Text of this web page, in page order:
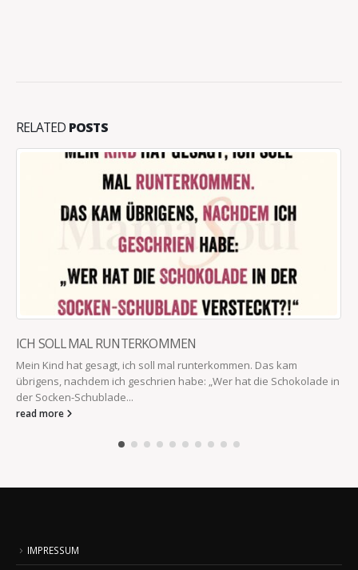
RELATED POSTS
ICH SOLL MAL RUNTERKOMMEN
Mein Kind hat gesagt, ich soll mal runterkommen. Das kam
übrigens, nachdem ich geschrien habe: „Wer hat die Schokolade in
der Socken-Schublade...
read more
IMPRESSUM